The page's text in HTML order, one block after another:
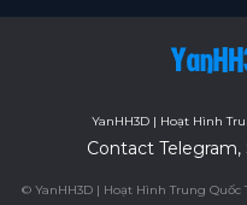
YanHH3D | Hoạt Hình
Contact
© YanHH3D | Hoạt Hình Trung